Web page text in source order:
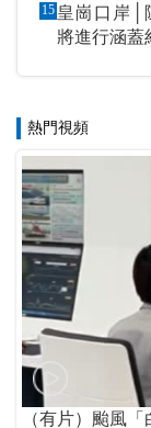
15 皇崗口岸│
將進行涵蓋
熱門視頻
（有片）颱風